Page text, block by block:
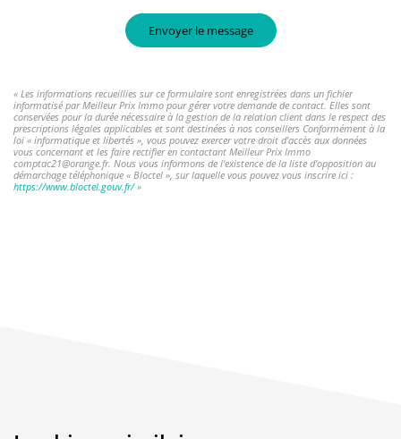
Envoyer le message
« Les informations recueillies sur ce formulaire sont enregistrées dans un fichier
informatisé par Meilleur Prix Immo pour gérer votre demande de contact. Elles sont
conservées pour la durée nécessaire à la gestion de la relation client dans le respect des
prescriptions légales applicables et sont destinées à nos conseillers Conformément à la
loi « informatique et libertés », vous pouvez exercer votre droit d'accès aux données
vous concernant et les faire rectifier en contactant Meilleur Prix Immo
comptac21@orange.fr. Nous vous informons de l'existence de la liste d'opposition au
démarchage téléphonique « Bloctel », sur laquelle vous pouvez vous inscrire ici :
https://www.bloctel.gouv.fr/»